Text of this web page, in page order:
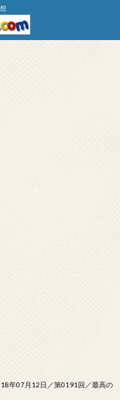
年07月12日／第0191回／最高の